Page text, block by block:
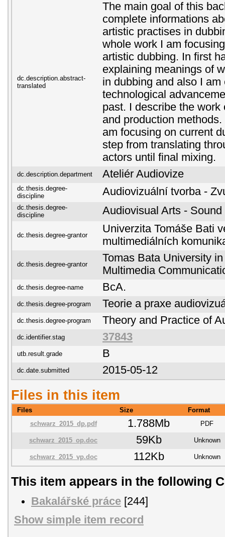
dc.description.abstract-
translated
The main goal of this
complete informations
artistic practises in
whole work I am
artistic dubbing. In first
explaining meanings of
in dubbing and also I am
technological
past. I describe the work
and production
am focusing on current
step from translating
actors until final mixing.
dc.description.department Ateliér Audiovize
dc.thesis.degree-
discipline
Audiovizuální tvorba -
dc.thesis.degree-
discipline
Audiovisual Arts -
dc.thesis.degree-grantor
Univerzita Tomáše Bati
multimediálních
dc.thesis.degree-grantor
Tomas Bata University
Multimedia
dc.thesis.degree-name BcA.
dc.thesis.degree-program Teorie a praxe
dc.thesis.degree-program Theory and Practice of
dc.identifier.stag 37843
utb.result.grade B
dc.date.submitted 2015-05-12
Files in this item
Files Size
Format
schwarz_2015_dp.pdf
1.788Mb PDF
schwarz_2015_op.doc 59Kb Unknown
schwarz_2015_vp.doc 112Kb Unknown
This item appears in the following
Bakalářské práce [244]
Show simple item record